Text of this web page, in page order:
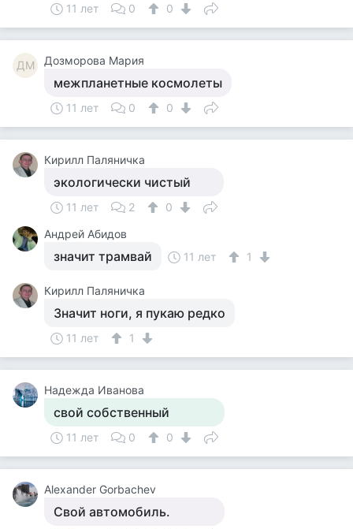
11 лет 0 0
ДМ Дозморова Мария
межпланетные космолеты
11 лет 0 0
Кирилл Паляничка
экологически чистый
11 лет 2
0
Андрей Абидов
значит трамвай 11 лет 1
Кирилл Паляничка
Значит ноги, я пукаю редко
11 лет 1
Надежда Иванова
свой собственный
11 лет 0 0
Alexander Gorbachev
Свой автомобиль.